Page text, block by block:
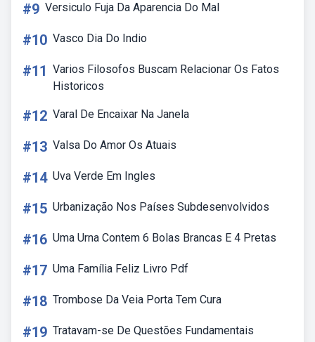
#9 Versiculo Fuja Da Aparencia Do Mal
#10 Vasco Dia Do Indio
#11 Varios Filosofos Buscam Relacionar Os Fatos
Historicos
#12 Varal De Encaixar Na Janela
#13 Valsa Do Amor Os Atuais
#14 Uva Verde Em Ingles
#15 Urbanização Nos Países Subdesenvolvidos
#16 Uma Urna Contem 6 Bolas Brancas E 4 Pretas
#17 Uma Família Feliz Livro Pdf
#18 Trombose Da Veia Porta Tem Cura
#19 Tratavam-se De Questões Fundamentais